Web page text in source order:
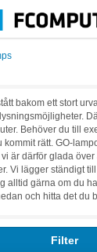
bakom ett stort
Behöver du till
rätt. GO-
är därför glada
Vi lägger ständigt
alltid gärna om du
och hitta det du
Filter